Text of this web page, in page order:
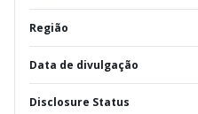
Região
Data de divulgação
Disclosure Status